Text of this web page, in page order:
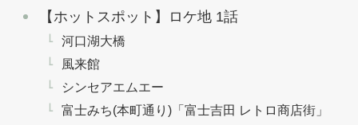
【ホットスポット】ロケ地 1話
河口湖大橋
風来館
シンセアエムエー
富士みち(本町通り)「富士吉田 レトロ商店街」